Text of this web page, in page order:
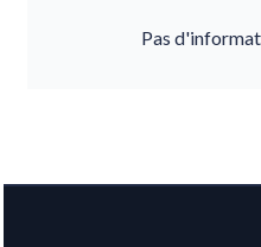
Pas